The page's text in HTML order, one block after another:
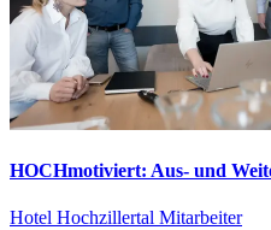
HOCHmotiviert: Aus- und
Hotel Hochzillertal Mitarbeiter